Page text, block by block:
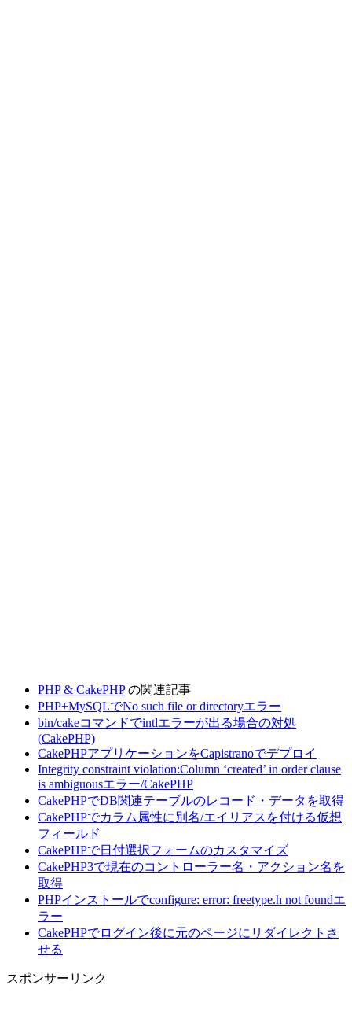
PHP & CakePHPの関連記事
PHP+MySQLでNo such file or directoryエラー
bin/cakeコマンドでintlエラーが出る場合の対処
(CakePHP)
CakePHPアプリケーションをCapistranoでデプロイ
Integrity constraint violation:Column ‘created’ in order clause
is ambiguousエラー/CakePHP
CakePHPでDB関連テーブルのレコード・データを取得
CakePHPでカラム属性に別名/エイリアスを付ける仮想
フィールド
CakePHPで日付選択フォームのカスタマイズ
CakePHP3で現在のコントローラー名・アクション名を
取得
PHPインストールでconfigure: error: freetype.h not foundエ
ラー
CakePHPでログイン後に元のページにリダイレクトさ
せる
スポンサーリンク